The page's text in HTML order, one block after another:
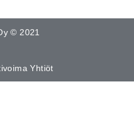
© 2021
Yhtiöt